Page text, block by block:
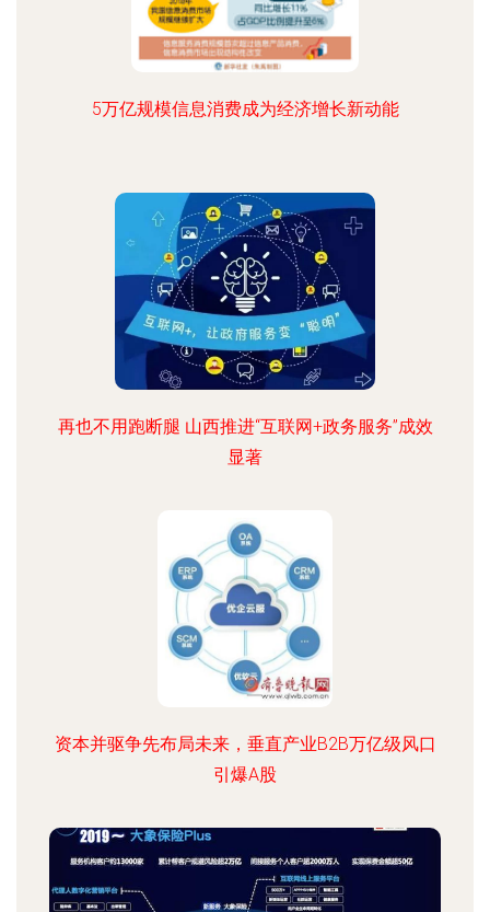
5万亿规模信息消费成为经济增长新动能
再也不用跑断腿 山西推进“互联网+政务服务”成效
显著
资本并驱争先布局未来，垂直产业B2B万亿级风口
引爆A股